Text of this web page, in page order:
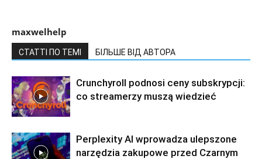
maxwelhelp
СТАТТІ ПО ТЕМІ БІЛЬШЕ ВІД АВТОРА
Crunchyroll podnosi ceny subskrypcji:
co streamerzy muszą wiedzieć
Perplexity AI wprowadza ulepszone
narzędzia zakupowe przed Czarnym